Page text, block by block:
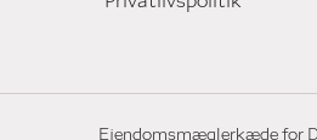
Ejendomsmæglerkæde for